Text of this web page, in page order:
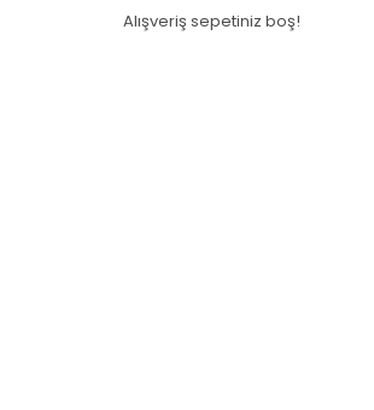
Alışveriş sepetiniz boş!